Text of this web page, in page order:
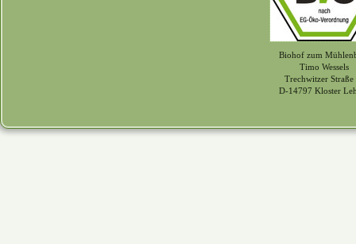
Biohof zum
Timo Wessels
Trechwitzer Straße
D-14797 Kloster